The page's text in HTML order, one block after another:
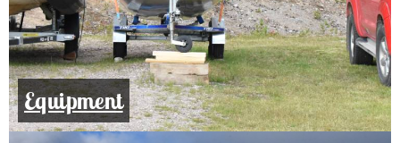
Equipment